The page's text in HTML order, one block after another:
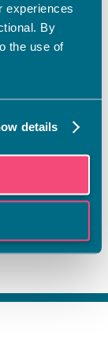
experiences
By
the use of
details